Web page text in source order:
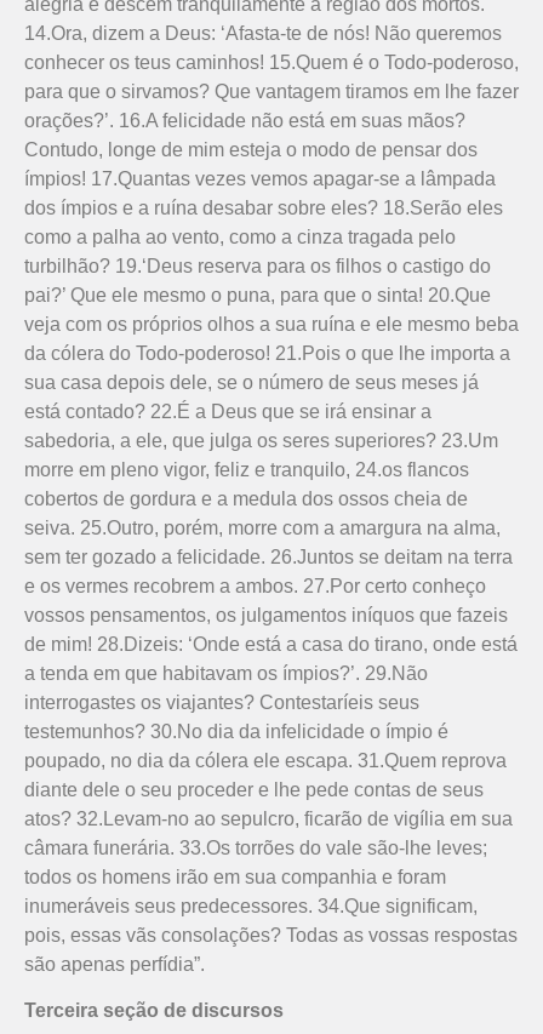
14.Ora, dizem a Deus: ‘Afasta-te de nós! Não queremos
conhecer os teus caminhos! 15.Quem é o Todo-poderoso,
para que o sirvamos? Que vantagem tiramos em lhe fazer
orações?’. 16.A felicidade não está em suas mãos?
Contudo, longe de mim esteja o modo de pensar dos
ímpios! 17.Quantas vezes vemos apagar-se a lâmpada
dos ímpios e a ruína desabar sobre eles? 18.Serão eles
como a palha ao vento, como a cinza tragada pelo
turbilhão? 19.‘Deus reserva para os filhos o castigo do
pai?’ Que ele mesmo o puna, para que o sinta! 20.Que
veja com os próprios olhos a sua ruína e ele mesmo beba
da cólera do Todo-poderoso! 21.Pois o que lhe importa a
sua casa depois dele, se o número de seus meses já
está contado? 22.É a Deus que se irá ensinar a
sabedoria, a ele, que julga os seres superiores? 23.Um
morre em pleno vigor, feliz e tranquilo, 24.os flancos
cobertos de gordura e a medula dos ossos cheia de
seiva. 25.Outro, porém, morre com a amargura na alma,
sem ter gozado a felicidade. 26.Juntos se deitam na terra
e os vermes recobrem a ambos. 27.Por certo conheço
vossos pensamentos, os julgamentos iníquos que fazeis
de mim! 28.Dizeis: ‘Onde está a casa do tirano, onde está
a tenda em que habitavam os ímpios?’. 29.Não
interrogastes os viajantes? Contestaríeis seus
testemunhos? 30.No dia da infelicidade o ímpio é
poupado, no dia da cólera ele escapa. 31.Quem reprova
diante dele o seu proceder e lhe pede contas de seus
atos? 32.Levam-no ao sepulcro, ficarão de vigília em sua
câmara funerária. 33.Os torrões do vale são-lhe leves;
todos os homens irão em sua companhia e foram
inumeráveis seus predecessores. 34.Que significam,
pois, essas vãs consolações? Todas as vossas respostas
são apenas perfídia”.
Terceira seção de discursos